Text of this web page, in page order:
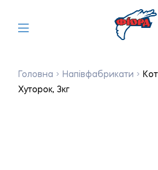
Головна Напівфабрикати
Хуторок, 3кг